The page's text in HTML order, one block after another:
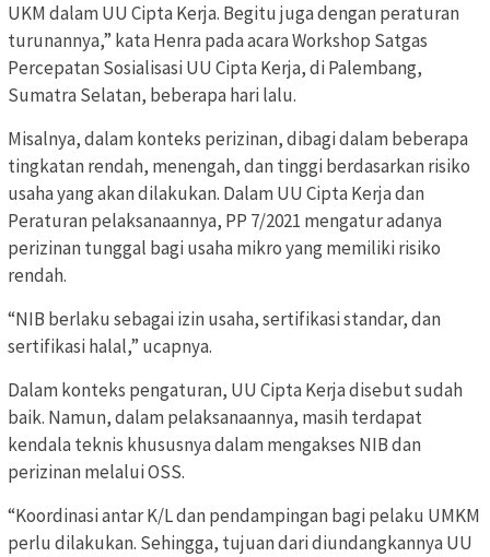
UKM dalam UU Cipta Kerja. Begitu juga dengan peraturan
turunannya,” kata Henra pada acara Workshop Satgas
Percepatan Sosialisasi UU Cipta Kerja, di Palembang,
Sumatra Selatan, beberapa hari lalu.
Misalnya, dalam konteks perizinan, dibagi dalam beberapa
tingkatan rendah, menengah, dan tinggi berdasarkan risiko
usaha yang akan dilakukan. Dalam UU Cipta Kerja dan
Peraturan pelaksanaannya, PP 7/2021 mengatur adanya
perizinan tunggal bagi usaha mikro yang memiliki risiko
rendah.
“NIB berlaku sebagai izin usaha, sertifikasi standar, dan
sertifikasi halal,” ucapnya.
Dalam konteks pengaturan, UU Cipta Kerja disebut sudah
baik. Namun, dalam pelaksanaannya, masih terdapat
kendala teknis khususnya dalam mengakses NIB dan
perizinan melalui OSS.
“Koordinasi antar K/L dan pendampingan bagi pelaku UMKM
perlu dilakukan. Sehingga, tujuan dari diundangkannya UU